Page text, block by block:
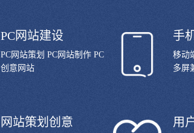
PC网站建设
PC网站策划 PC网站制作 PC
创意网站
手
移动
多屏
网站策划创意 用